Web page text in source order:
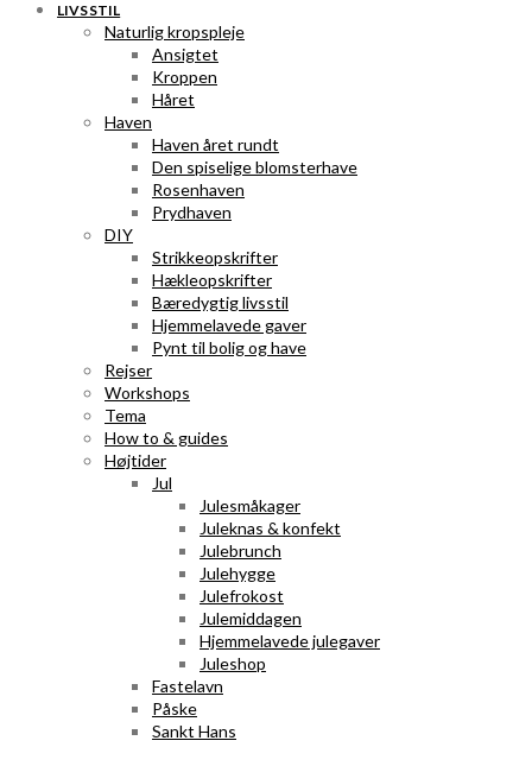
LIVSSTIL
Naturlig kropspleje
Ansigtet
Kroppen
Håret
Haven
Haven året rundt
Den spiselige blomsterhave
Rosenhaven
Prydhaven
DIY
Strikkeopskrifter
Hækleopskrifter
Bæredygtig livsstil
Hjemmelavede gaver
Pynt til bolig og have
Rejser
Workshops
Tema
How to & guides
Højtider
Jul
Julesmåkager
Juleknas & konfekt
Julebrunch
Julehygge
Julefrokost
Julemiddagen
Hjemmelavede julegaver
Juleshop
Fastelavn
Påske
Sankt Hans